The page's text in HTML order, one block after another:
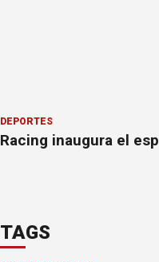
DEPORTES
Racing inaugura el
TAGS